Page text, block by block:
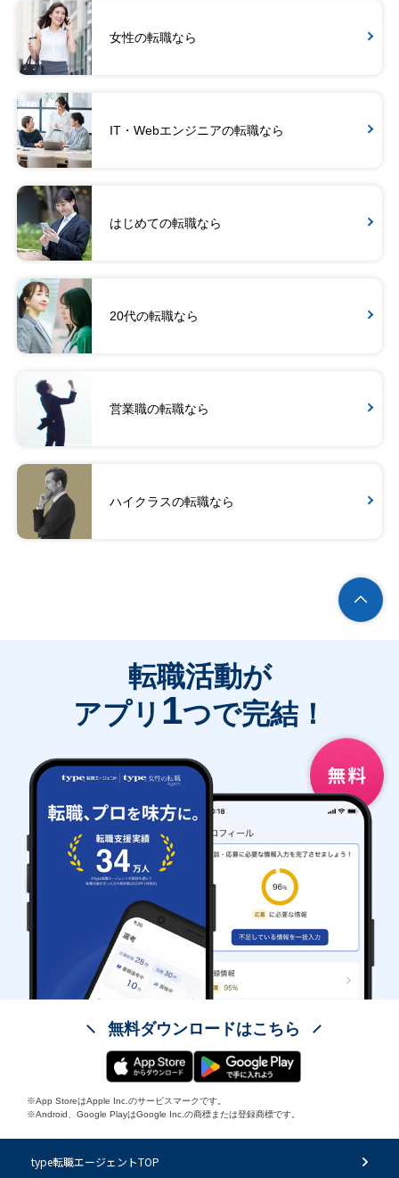
女性の転職なら
IT・Webエンジニアの転職なら
はじめての転職なら
20代の転職なら
営業職の転職なら
ハイクラスの転職なら
転職活動が
アプリ 1つで完結！
無料ダウンロードはこちら
※App StoreはApple Inc.のサービスマークです。
※Android、Google PlayはGoogle Inc.の商標または登録商標です。
type転職エージェントTOP